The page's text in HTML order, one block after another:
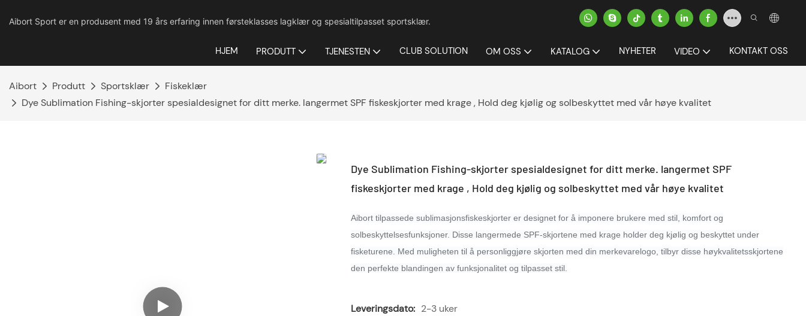
Aibort Sport er en produsent med 19 års erfaring innen førsteklasses lagklær og spesialtilpasset sportsklær.
HJEM PRODUTT TJENESTEN CLUB SOLUTION OM OSS KATALOG NYHETER VIDEO KONTAKT OSS
Aibort Produtt Sportsklær
Fiskeklær
Dye Sublimation Fishing-skjorter spesialdesignet for ditt merke. langermet SPF fiskeskjorter med krage , Hold deg kjølig og solbeskyttet med vår høye kvalitet
Dye Sublimation Fishing-skjorter spesialdesignet for ditt merke. langermet SPF
fiskeskjorter med krage , Hold deg kjølig og solbeskyttet med vår høye kvalitet
Aibort tilpassede sublimasjonsfiskeskjorter er designet for å imponere brukere med stil, komfort og
solbeskyttelsesfunksjoner. Disse langermede SPF-skjortene med krage holder deg kjølig og beskyttet under
fisketurene. Med muligheten til å personliggjøre skjorten med din merkevarelogo, tilbyr disse høykvalitetsskjortene
den perfekte blandingen av funksjonalitet og tilpasset stil.
Leveringsdato: 2-3 uker